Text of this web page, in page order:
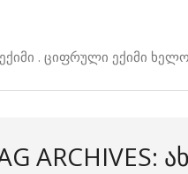
. ციფრული ექიმი
ARCHIVES: